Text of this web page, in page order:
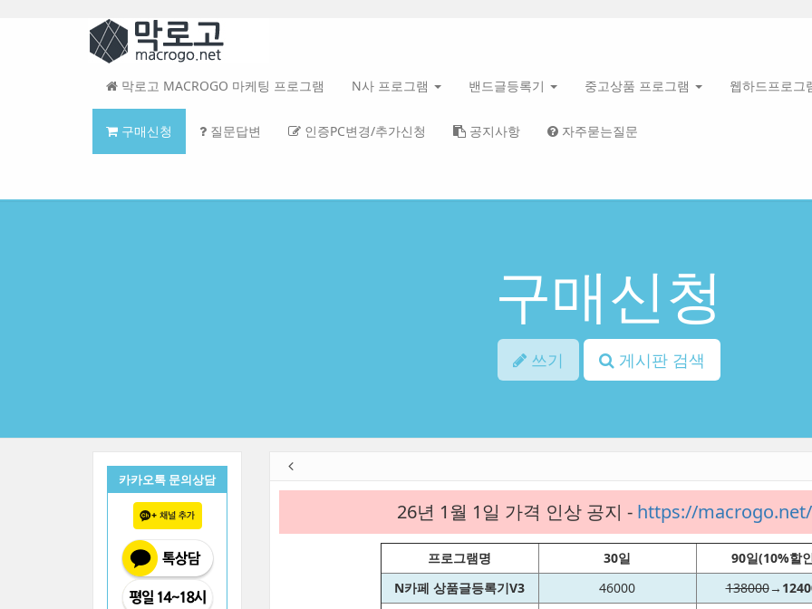
메
뉴
토
막로고 MACROGO 마케팅 프로그램 N사 프로그램 밴드글등록기 중고상품 프로그램 웹하드프로그
구매신청 질문답변 인증PC변경/추가신청 공지사항 자주묻는질문
구매신청
쓰기 게시판 검색
26년 1월 1일 가격 인상 공지 - https://
프로그램명 30일
90일(10%할
N카페 상품글등록기V3
46000 138000→
카카오톡 문의상담